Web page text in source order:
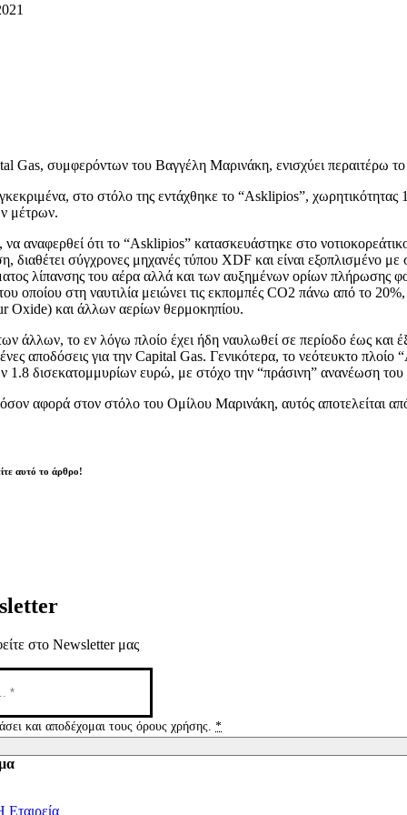
Gas, συμφερόντων του Βαγγέλη Μαρινάκη, ενισχύει περαιτέρω
στο στόλο της εντάχθηκε το “Asklipios”,
μέτρων.
να αναφερθεί ότι το “Asklipios” κατασκευάστηκε στο
διαθέτει σύγχρονες μηχανές τύπου XDF και είναι εξοπλισμένο
λίπανσης του αέρα αλλά και των αυξημένων ορίων πλήρωσης
οποίου στη ναυτιλία μειώνει τις εκπομπές CO2 πάνω από το
Oxide) και άλλων αερίων θερμοκηπίου.
άλλων, το εν λόγω πλοίο έχει ήδη ναυλωθεί σε περίοδο έως και
αποδόσεις για την Capital Gas. Γενικότερα, το νεότευκτο
1.8 δισεκατομμυρίων ευρώ, με στόχο την “πράσινη” ανανέωση
αφορά στον στόλο του Ομίλου Μαρινάκη, αυτός αποτελείται
αυτό το άρθρο!
στο Newsletter μας
και αποδέχομαι τους όρους χρήσης.*
Εταιρεία